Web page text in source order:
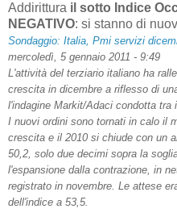
Addirittura il sotto Indice
NEGATIVO: si stanno di
Sondaggio: Italia, Pmi servizi
mercoledì, 5 gennaio 2011 - 9:49
L'attività del terziario italiano ha
crescita in dicembre a riflesso di
l'indagine Markit/Adaci condotta tra
I nuovi ordini sono tornati in calo il
crescita e il 2010 si chiude con un
50,2, solo due decimi sopra la
l'espansione dalla contrazione, in
registrato in novembre. Le attese
dell'indice a 53,5.